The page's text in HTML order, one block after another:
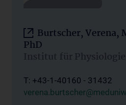
Burtscher, Verena,
PhD
Institut für Physiologie
T: +43-1-40160 - 31432